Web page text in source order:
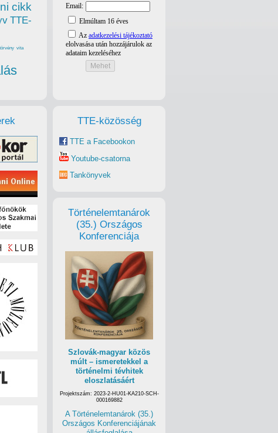
TTE-közösség
TTE a Facebookon
Youtube-csatorna
Tankönyvek
Történelemtanárok
(35.) Országos
Konferenciája
Szlovák-magyar közös
múlt – ismeretekkel a
történelmi tévhitek
eloszlatásáért
Projektszám: 2023-2-HU01-KA210-SCH-
000169882
A Történelemtanárok (35.)
Országos Konferenciájának
cikk
TTE-
törvény vita